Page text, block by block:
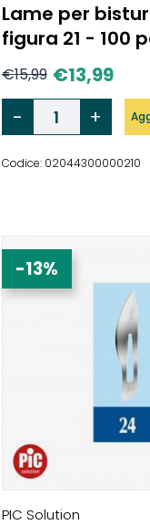
Lame per
figura 21 - 100
€15,99 €13,99
Codice: 02044300000210
-13%
PIC Solution